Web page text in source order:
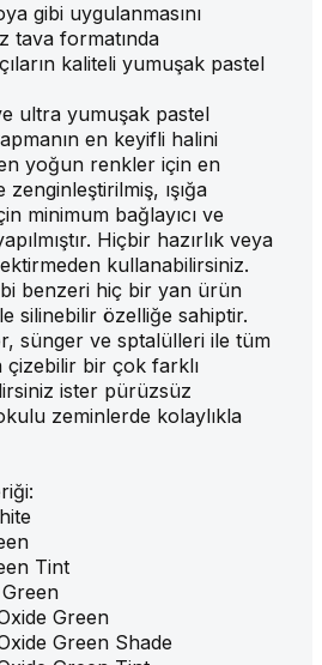
gibi uygulanmasını
tava formatında
kaliteli yumuşak pastel
ultra yumuşak pastel
en keyifli halini
yoğun renkler için en
ışığa
minimum bağlayıcı ve
Hiçbir hazırlık veya
kullanabilirsiniz.
benzeri hiç bir yan ürün
silinebilir özelliğe sahiptir.
sünger ve sptalülleri ile tüm
çizebilir bir çok farklı
ister pürüzsüz
zeminlerde kolaylıkla
Tint
Green
Green Shade